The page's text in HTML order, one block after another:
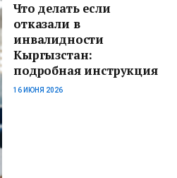
Что делать если
отказали в
инвалидности
Кыргызстан:
подробная инструкция
16 ИЮНЯ 2026